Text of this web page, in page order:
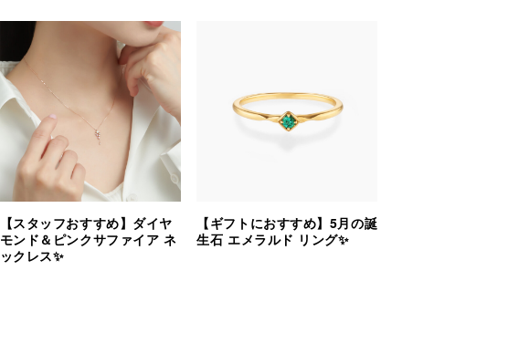
【スタッフおすすめ】ダイヤ
モンド＆ピンクサファイア ネ
ックレス✨
【ギフトにおすすめ】5月の誕
生石 エメラルド リング✨